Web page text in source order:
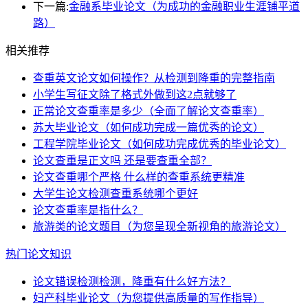
下一篇:金融系毕业论文（为成功的金融职业生涯铺平道
路）
相关推荐
查重英文论文如何操作？从检测到降重的完整指南
小学生写征文除了格式外做到这2点就够了
正常论文查重率是多少（全面了解论文查重率）
苏大毕业论文（如何成功完成一篇优秀的论文）
工程学院毕业论文（如何成功完成优秀的毕业论文）
论文查重是正文吗 还是要查重全部？
论文查重哪个严格 什么样的查重系统更精准
大学生论文检测查重系统哪个更好
论文查重率是指什么？
旅游类的论文题目（为您呈现全新视角的旅游论文）
热门论文知识
论文错误检测检测，降重有什么好方法？
妇产科毕业论文（为您提供高质量的写作指导）